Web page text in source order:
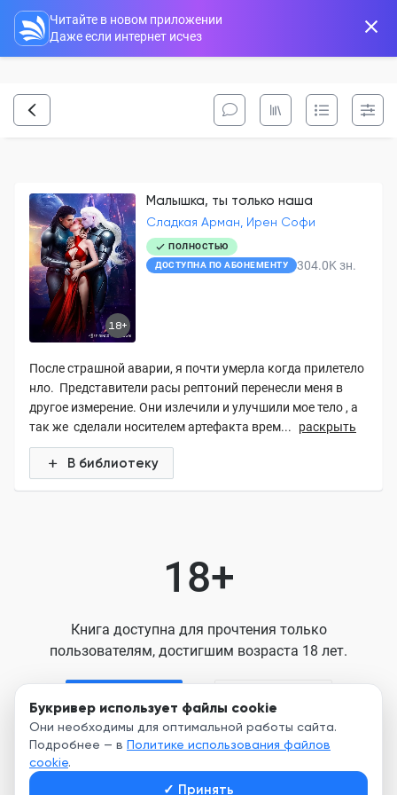
Букривер использует файлы cookie
Они необходимы для оптимальной работы сайта.
Подробнее — в Политике использования файлов
cookie.
✓ Принять
Читайте в новом приложении
Даже если интернет исчез
18+
Малышка, ты только наша
Сладкая Арман, Ирен Софи
ПОЛНОСТЬЮ
ДОСТУПНА ПО АБОНЕМЕНТУ
304.0K зн.
После страшной аварии, я почти умерла когда прилетело
нло. Представители расы рептоний перенесли меня в
другое измерение. Они излечили и улучшили мое тело , а
так же сделали носителем артефакта врем...
раскрыть
В библиотеку
18+
Книга доступна для прочтения только
пользователям, достигшим возраста 18 лет.
Нажимая кнопку, я принимаю условия
Пользовательского соглашения